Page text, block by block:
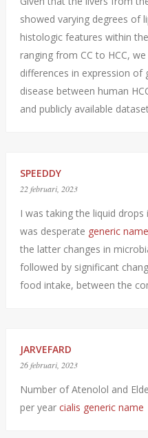
showed varying degrees of
histologic features within
ranging from CC to HCC,
differences in expression of
disease between human
and publicly available
SPEEDDY
22 februari, 2023
I was taking the liquid
was desperate generic
the latter changes in
followed by significant
food intake, between the
JARVEFARD
26 februari, 2023
Number of Atenolol and
per year cialis generic name